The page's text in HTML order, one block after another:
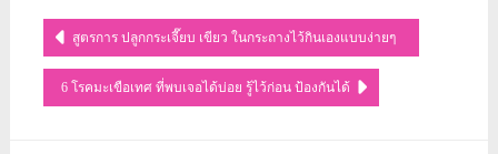
แนะแนว
เรื่อง
สูตรการ ปลูกกระเจี๊ยบ เขียว ในกระถางไว้กินเองแบบง่ายๆ
6 โรคมะเขือเทศ ที่พบเจอได้บ่อย รู้ไว้ก่อน ป้องกันได้